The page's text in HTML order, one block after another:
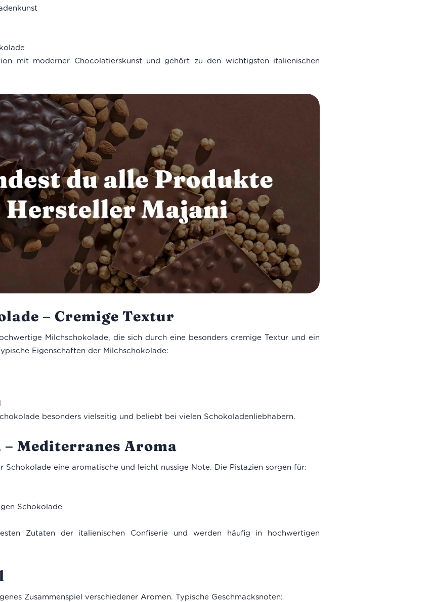
mit moderner Chocolatierskunst und gehört zu den wichtigsten italienischen
– Cremige Textur
Milchschokolade, die sich durch eine besonders cremige Textur und ein
Eigenschaften der Milchschokolade:
besonders vielseitig und beliebt bei vielen Schokoladenliebhabern.
Mediterranes Aroma
Schokolade eine aromatische und leicht nussige Note. Die Pistazien sorgen für:
Schokolade
Zutaten der italienischen Confiserie und werden häufig in hochwertigen
Zusammenspiel verschiedener Aromen. Typische Geschmacksnoten: